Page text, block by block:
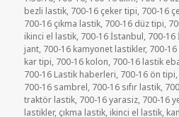
bezli lastik, 700-16 çeker tipi, 700-16
700-16 çıkma lastik, 700-16 düz tipi,
ikinci el lastik, 700-16 İstanbul, 700-16
jant, 700-16 kamyonet lastikler, 700-
kar tipi, 700-16 kolon, 700-16 lastik
700-16 Lastik haberleri, 700-16 ön tipi,
700-16 sambrel, 700-16 sıfır lastik,
traktör lastik, 700-16 yarasiz, 700-16
lastikler, çıkma lastik, ikinci el lastik,